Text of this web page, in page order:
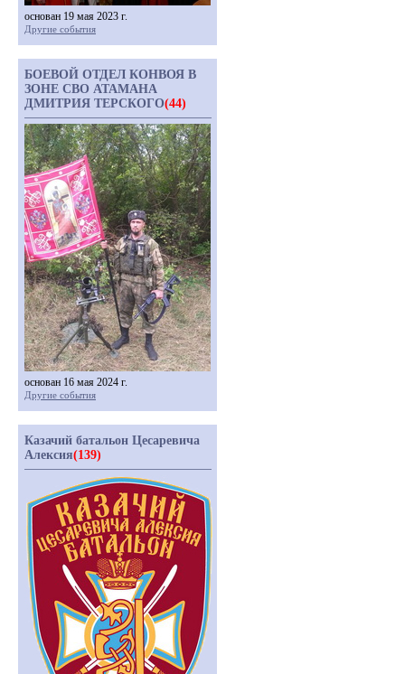
основан 19 мая 2023 г.
Другие события
БОЕВОЙ ОТДЕЛ КОНВОЯ В
ЗОНЕ СВО АТАМАНА
ДМИТРИЯ ТЕРСКОГО(44)
основан 16 мая 2024 г.
Другие события
Казачий батальон Цесаревича
Алексия(139)